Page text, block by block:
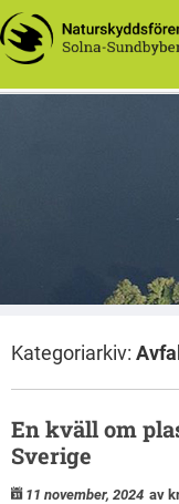
Kategoriarkiv: Avfall
En kväll om
Sverige
11 november, 2024 av